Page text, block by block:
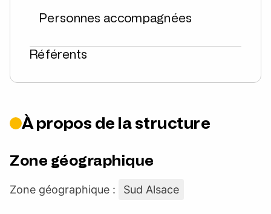
Personnes accompagnées
Référents
À propos de la structure
Zone géographique
Zone géographique : Sud Alsace